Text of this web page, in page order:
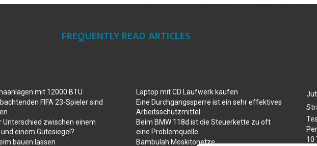
FREQUENTLY READ ARTICLES
mit 12000 BTU
FIFA 23-Spieler sind
Unterschied zwischen einem
einem Gütesiegel?
bauen lassen
Laptop mit CD Laufwerk kaufen
Eine Durchgangssperre ist ein sehr effektives
Arbeitsschutzmittel
Beim BMW 118d ist die Steuerkette zu oft
eine Problemquelle
Bambulah Moskitonetze
10